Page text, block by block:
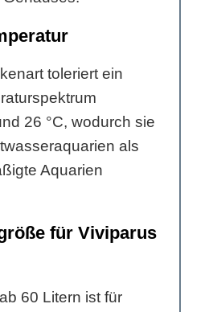
toleriert ein
26 °C, wodurch sie
als
Aquarien
für Viviparus
60 Litern ist für